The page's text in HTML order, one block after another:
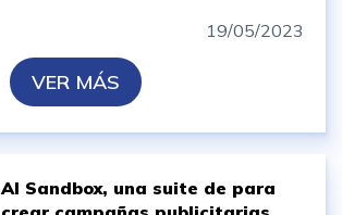
19/05/2023
VER MÁS
AI Sandbox, una suite de para